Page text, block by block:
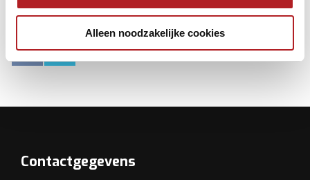
Alleen noodzakelijke cookies
Dagbiljarten NK
Contactgegevens